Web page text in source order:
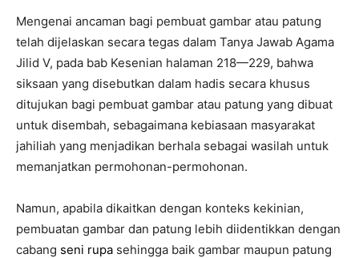
Mengenai ancaman bagi pembuat gambar atau patung
telah dijelaskan secara tegas dalam Tanya Jawab Agama
Jilid V, pada bab Kesenian halaman 218—229, bahwa
siksaan yang disebutkan dalam hadis secara khusus
ditujukan bagi pembuat gambar atau patung yang dibuat
untuk disembah, sebagaimana kebiasaan masyarakat
jahiliah yang menjadikan berhala sebagai wasilah untuk
memanjatkan permohonan-permohonan.
Namun, apabila dikaitkan dengan konteks kekinian,
pembuatan gambar dan patung lebih diidentikkan dengan
cabang seni rupa sehingga baik gambar maupun patung